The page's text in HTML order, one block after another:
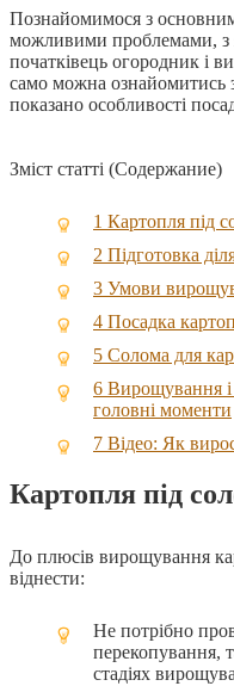
Познайомимося з
можливими проблемами, з
початківець огородник і
само можна ознайомитись
показано особливості
Зміст статті (Содержание)
1 Картопля під
2 Підготовка
3 Умови
4 Посадка
5 Солома для
6 Вирощування і
головні моменти
7 Відео: Як
Картопля під
До плюсів вирощування
віднести:
Не потрібно
перекопування,
стадіях